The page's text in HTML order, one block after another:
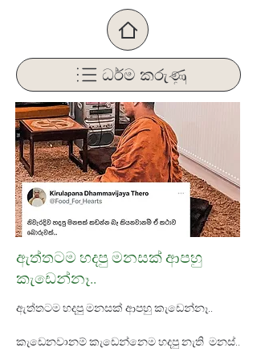
ධර්ම කරුණු
ඇත්තටම හදපු මනසක් ආපහු
කැඩෙන්නෑ..
ඇත්තටම හදපු මනසක් ආපහු කැඩෙන්නෑ..
කැඩෙනවානම් කැඩෙන්නෙම හදපු නැති  මනස්..